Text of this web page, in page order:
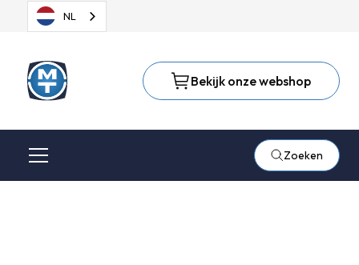
NL
Bekijk onze webshop
Zoeken